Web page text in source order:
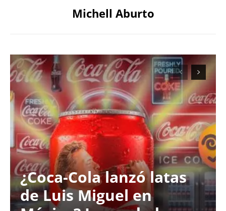
Michell Aburto
¿Coca-Cola lanzó latas
de Luis Miguel en